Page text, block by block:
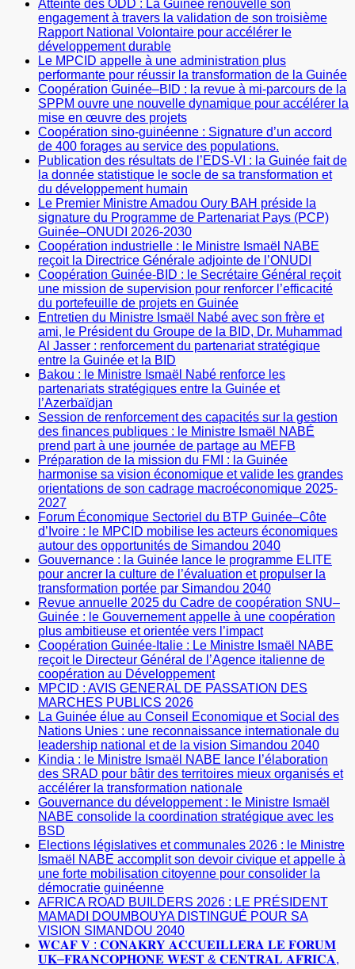
Atteinte des ODD : La Guinée renouvelle son
engagement à travers la validation de son troisième
Rapport National Volontaire pour accélérer le
développement durable
Le MPCID appelle à une administration plus
performante pour réussir la transformation de la Guinée
Coopération Guinée–BID : la revue à mi-parcours de la
SPPM ouvre une nouvelle dynamique pour accélérer la
mise en œuvre des projets
Coopération sino-guinéenne : Signature d’un accord
de 400 forages au service des populations.
Publication des résultats de l’EDS-VI : la Guinée fait de
la donnée statistique le socle de sa transformation et
du développement humain
Le Premier Ministre Amadou Oury BAH préside la
signature du Programme de Partenariat Pays (PCP)
Guinée–ONUDI 2026-2030
Coopération industrielle : le Ministre Ismaël NABE
reçoit la Directrice Générale adjointe de l’ONUDI
Coopération Guinée-BID : le Secrétaire Général reçoit
une mission de supervision pour renforcer l’efficacité
du portefeuille de projets en Guinée
Entretien du Ministre Ismaël Nabé avec son frère et
ami, le Président du Groupe de la BID, Dr. Muhammad
Al Jasser : renforcement du partenariat stratégique
entre la Guinée et la BID
Bakou : le Ministre Ismaël Nabé renforce les
partenariats stratégiques entre la Guinée et
l’Azerbaïdjan
Session de renforcement des capacités sur la gestion
des finances publiques : le Ministre Ismaël NABÉ
prend part à une journée de partage au MEFB
Préparation de la mission du FMI : la Guinée
harmonise sa vision économique et valide les grandes
orientations de son cadrage macroéconomique 2025-
2027
Forum Économique Sectoriel du BTP Guinée–Côte
d’Ivoire : le MPCID mobilise les acteurs économiques
autour des opportunités de Simandou 2040
Gouvernance : la Guinée lance le programme ELITE
pour ancrer la culture de l’évaluation et propulser la
transformation portée par Simandou 2040
Revue annuelle 2025 du Cadre de coopération SNU–
Guinée : le Gouvernement appelle à une coopération
plus ambitieuse et orientée vers l’impact
Coopération Guinée-Italie : Le Ministre Ismaël NABE
reçoit le Directeur Général de l’Agence italienne de
coopération au Développement
MPCID : AVIS GENERAL DE PASSATION DES
MARCHES PUBLICS 2026
La Guinée élue au Conseil Economique et Social des
Nations Unies : une reconnaissance internationale du
leadership national et de la vision Simandou 2040
Kindia : le Ministre Ismaël NABE lance l’élaboration
des SRAD pour bâtir des territoires mieux organisés et
accélérer la transformation nationale
Gouvernance du développement : le Ministre Ismaël
NABE consolide la coordination stratégique avec les
BSD
Elections législatives et communales 2026 : le Ministre
Ismaël NABE accomplit son devoir civique et appelle à
une forte mobilisation citoyenne pour consolider la
démocratie guinéenne
AFRICA ROAD BUILDERS 2026 : LE PRÉSIDENT
MAMADI DOUMBOUYA DISTINGUÉ POUR SA
VISION SIMANDOU 2040
𝐖𝐂𝐀𝐅 𝐕 : 𝐂𝐎𝐍𝐀𝐊𝐑𝐘 𝐀𝐂𝐂𝐔𝐄𝐈𝐋𝐋𝐄𝐑𝐀 𝐋𝐄 𝐅𝐎𝐑𝐔𝐌
𝐔𝐊–𝐅𝐑𝐀𝐍𝐂𝐎𝐏𝐇𝐎𝐍𝐄 𝐖𝐄𝐒𝐓 & 𝐂𝐄𝐍𝐓𝐑𝐀𝐋 𝐀𝐅𝐑𝐈𝐂𝐀,